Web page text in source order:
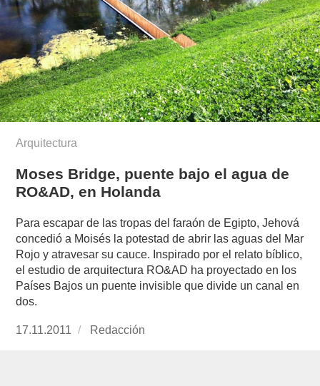
Arquitectura
Moses Bridge, puente bajo el agua de
RO&AD, en Holanda
Para escapar de las tropas del faraón de Egipto, Jehová
concedió a Moisés la potestad de abrir las aguas del Mar
Rojo y atravesar su cauce. Inspirado por el relato bíblico,
el estudio de arquitectura RO&AD ha proyectado en los
Países Bajos un puente invisible que divide un canal en
dos.
Publicado
17.11.2011 https://www.experimenta.es/author/redaccion/
Redacción